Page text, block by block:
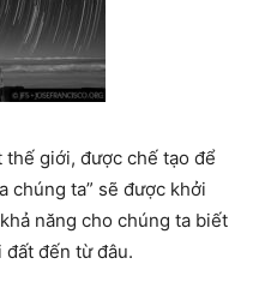
giới, được chế tạo để
chúng ta” sẽ được khởi
năng cho chúng ta biết
đến từ đâu.